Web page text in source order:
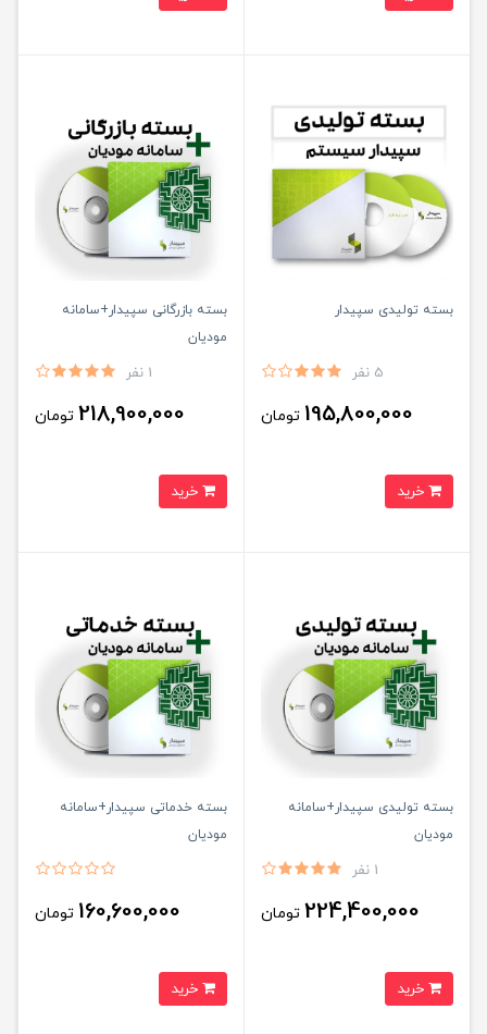
بسته تولیدی سپیدار
5 نفر
195,800,000 تومان
بسته بازرگانی سپیدار+سامانه
مودیان
1 نفر
218,900,000 تومان
بسته تولیدی سپیدار+سامانه
مودیان
1 نفر
224,400,000 تومان
بسته خدماتی سپیدار+سامانه
مودیان
160,600,000 تومان